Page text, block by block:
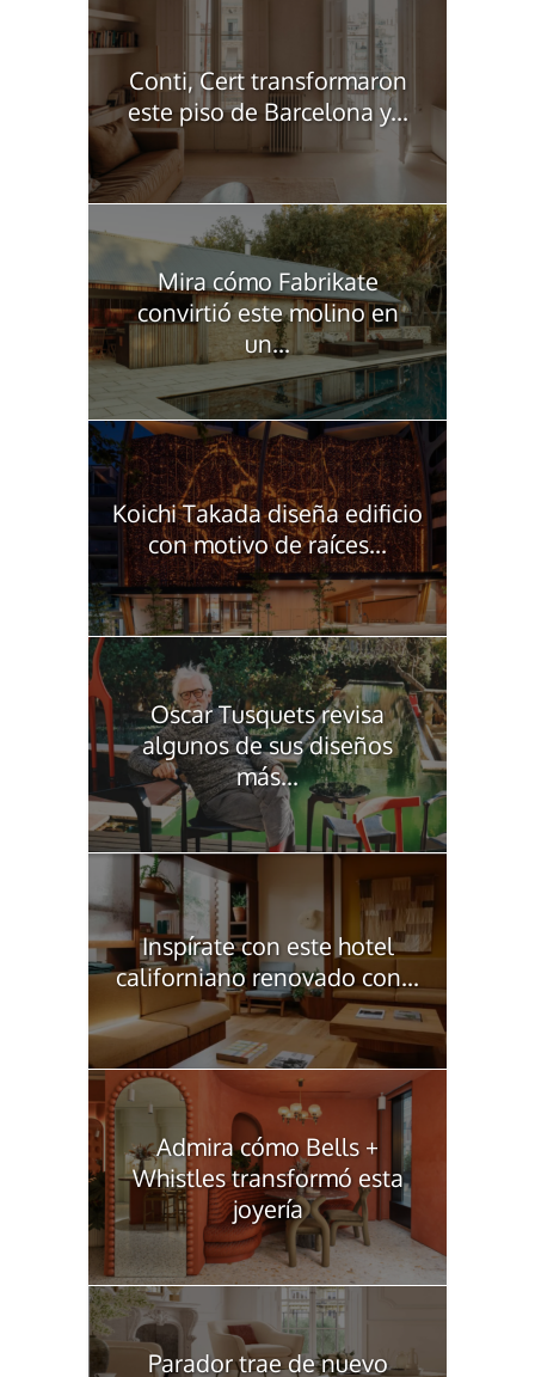
Conti, Cert transformaron
este piso de Barcelona y...
Mira cómo Fabrikate
convirtió este molino en
un...
Koichi Takada diseña edificio
con motivo de raíces...
Oscar Tusquets revisa
algunos de sus diseños
más...
Inspírate con este hotel
californiano renovado con...
Admira cómo Bells +
Whistles transformó esta
joyería
Parador trae de nuevo